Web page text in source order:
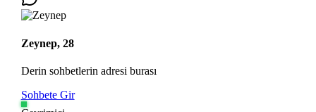
Zeynep, 28
Derin sohbetlerin adresi burası
Sohbete Gir